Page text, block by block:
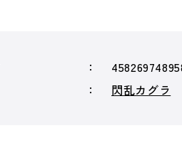
閃乱カグラ